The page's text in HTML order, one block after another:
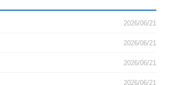
2026/06/21
2026/06/21
2026/06/21
2026/06/21